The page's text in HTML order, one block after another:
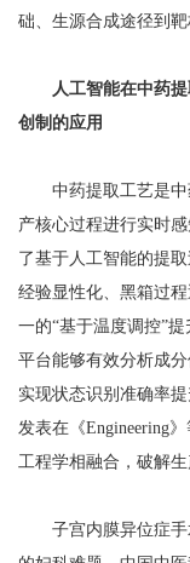
础、生源合成途径到靶
人工智能在中药
创制的应用
中药提取工艺是
产核心过程进行实时
了基于人工智能的提
经验显性化、黑箱过
一的“基于温度调控”
平台能够有效分析成
实现状态识别准确率
发表在《Engineering
工程学相融合，破解
子宫内膜异位症